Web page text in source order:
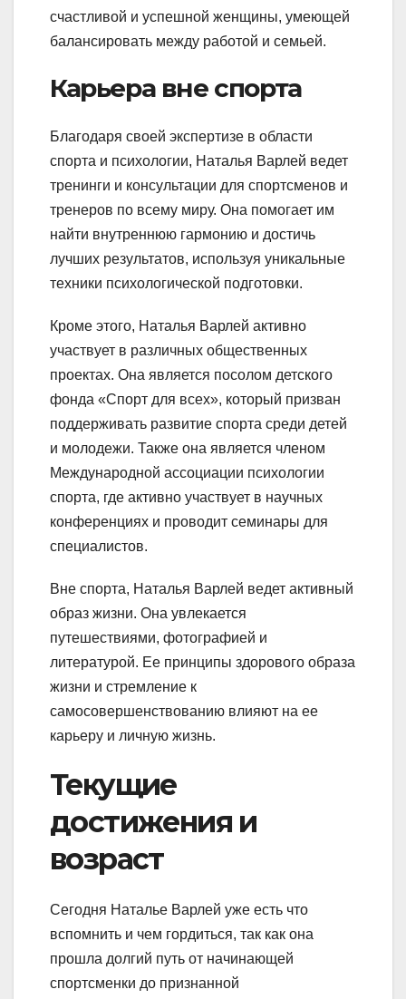
счастливой и успешной женщины, умеющей
балансировать между работой и семьей.
Карьера вне спорта
Благодаря своей экспертизе в области
спорта и психологии, Наталья Варлей ведет
тренинги и консультации для спортсменов и
тренеров по всему миру. Она помогает им
найти внутреннюю гармонию и достичь
лучших результатов, используя уникальные
техники психологической подготовки.
Кроме этого, Наталья Варлей активно
участвует в различных общественных
проектах. Она является посолом детского
фонда «Спорт для всех», который призван
поддерживать развитие спорта среди детей
и молодежи. Также она является членом
Международной ассоциации психологии
спорта, где активно участвует в научных
конференциях и проводит семинары для
специалистов.
Вне спорта, Наталья Варлей ведет активный
образ жизни. Она увлекается
путешествиями, фотографией и
литературой. Ее принципы здорового образа
жизни и стремление к
самосовершенствованию влияют на ее
карьеру и личную жизнь.
Текущие
достижения и
возраст
Сегодня Наталье Варлей уже есть что
вспомнить и чем гордиться, так как она
прошла долгий путь от начинающей
спортсменки до признанной